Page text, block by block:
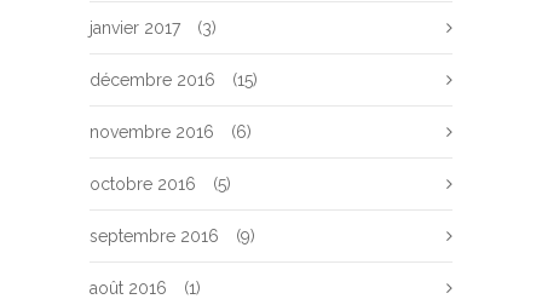
janvier 2017 (3)
décembre 2016 (15)
novembre 2016 (6)
octobre 2016 (5)
septembre 2016 (9)
août 2016 (1)